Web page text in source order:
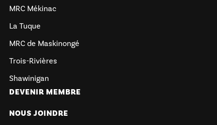
MRC Mékinac
La Tuque
MRC de Maskinongé
Trois-Rivières
Shawinigan
DEVENIR MEMBRE
NOUS JOINDRE